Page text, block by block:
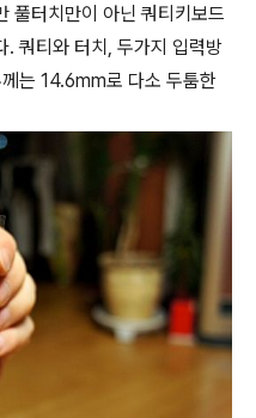
풀터치만이 아닌 쿼티키보드
. 쿼티와 터치, 두가지 입력방
는 14.6mm로 다소 두툼한